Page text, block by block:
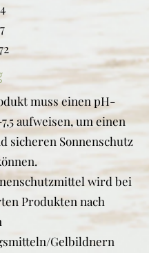
muss einen pH-
aufweisen, um einen
sicheren Sonnenschutz
wird bei
Produkten nach
Gelbildnern